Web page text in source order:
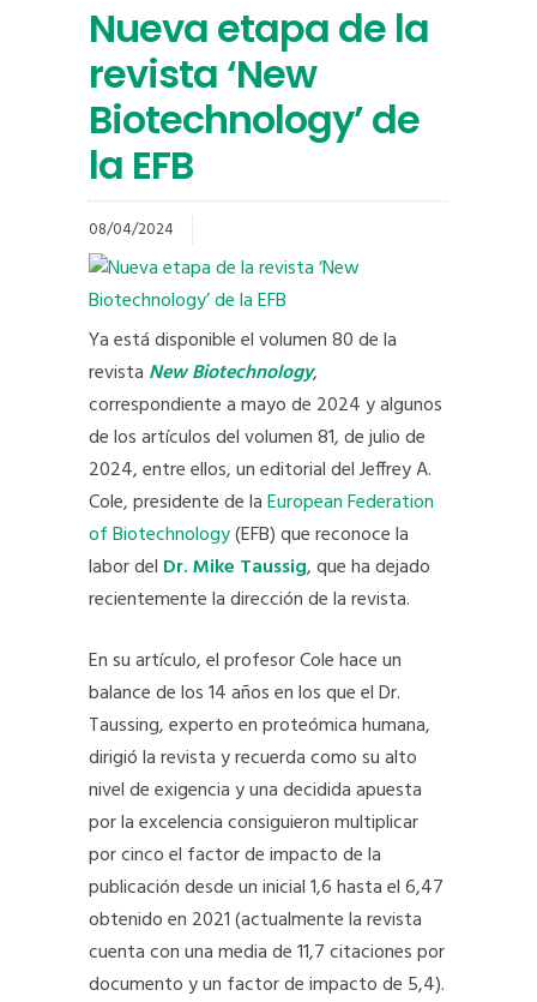
Nueva etapa de la
revista ‘New
Biotechnology’ de
la EFB
08/04/2024
Ya está disponible el volumen 80 de la
revista New Biotechnology,
correspondiente a mayo de 2024 y algunos
de los artículos del volumen 81, de julio de
2024, entre ellos, un editorial del Jeffrey A.
Cole, presidente de laEuropean Federation
of Biotechnology(EFB) que reconoce la
labor del Dr. Mike Taussig, que ha dejado
recientemente la dirección de la revista.
En su artículo, el profesor Cole hace un
balance de los 14 años en los que el Dr.
Taussing, experto en proteómica humana,
dirigió la revista y recuerda como su alto
nivel de exigencia y una decidida apuesta
por la excelencia consiguieron multiplicar
por cinco el factor de impacto de la
publicación desde un inicial 1,6 hasta el 6,47
obtenido en 2021 (actualmente la revista
cuenta con una media de 11,7 citaciones por
documento y un factor de impacto de 5,4).